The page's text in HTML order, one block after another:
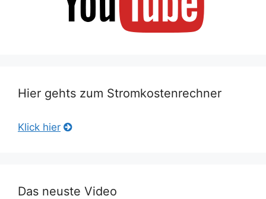
Hier gehts zum Stromkostenrechner
Klick hier
Das neuste Video